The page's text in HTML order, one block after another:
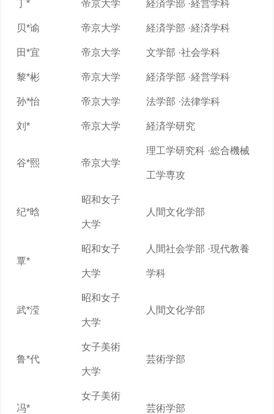
丁* 帝京大学 経済学部 ·経営学科
贝*谕 帝京大学 経済学部 ·経済学科
田*宜 帝京大学 文学部 ·社会学科
黎*彬 帝京大学 経済学部 ·経営学科
孙*怡 帝京大学 法学部 ·法律学科
刘* 帝京大学 経済学研究
谷*熙 帝京大学
理工学研究科 ·総合機械
工学専攻
纪*晗
昭和女子
大学
人間文化学部
覃*
昭和女子
大学
人間社会学部 ·現代教養
学科
武*滢
昭和女子
大学
人間文化学部
鲁*代
女子美術
大学
芸術学部
冯*
女子美術
芸術学部